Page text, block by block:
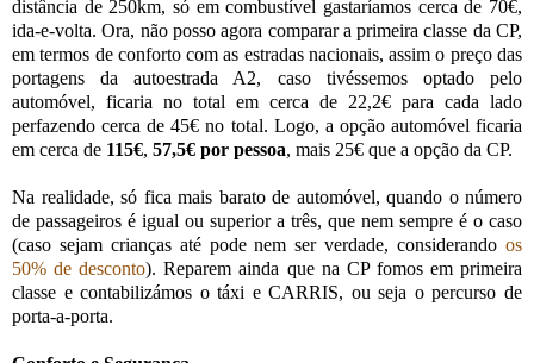
distância de 250km, só em combustível gastaríamos cerca de 70€,
ida-e-volta. Ora, não posso agora comparar a primeira classe da CP,
em termos de conforto com as estradas nacionais, assim o preço das
portagens da autoestrada A2, caso tivéssemos optado pelo
automóvel, ficaria no total em cerca de 22,2€ para cada lado
perfazendo cerca de 45€ no total. Logo, a opção automóvel ficaria
em cerca de 115€, 57,5€ por pessoa, mais 25€ que a opção da CP.
Na realidade, só fica mais barato de automóvel, quando o número
de passageiros é igual ou superior a três, que nem sempre é o caso
(caso sejam crianças até pode nem ser verdade, considerando os
50% de desconto). Reparem ainda que na CP fomos em primeira
classe e contabilizámos o táxi e CARRIS, ou seja o percurso de
porta-a-porta.